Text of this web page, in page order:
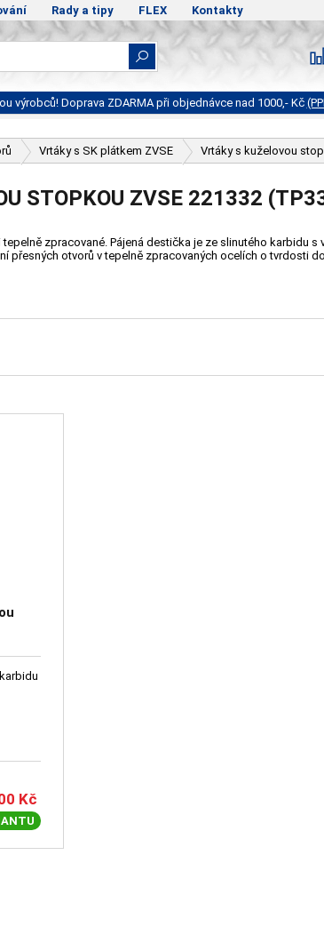
Rady a tipy FLEX Kontakty
výrobců! Doprava ZDARMA při objednávce nad 1000,- Kč
Vrtáky s SK plátkem ZVSE Vrtáky s kuželovou
STOPKOU ZVSE 221332
zpracované. Pájená destička je ze slinutého karbidu
přesných otvorů v tepelně zpracovaných ocelích o tvrdosti
Kč